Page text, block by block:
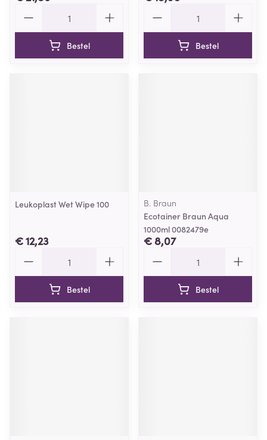
Bestel Bestel
Leukoplast Wet Wipe 100
€ 12,23
Bestel
B. Braun
Ecotainer Braun Aqua
1000ml 0082479e
€ 8,07
Bestel